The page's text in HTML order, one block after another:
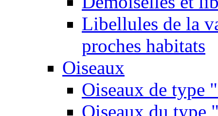
Libellules de la
proches habitats
Oiseaux
Oiseaux de type
Oiseaux du type